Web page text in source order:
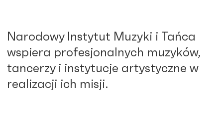
Narodowy Instytut Muzyki i Tańca
wspiera profesjonalnych muzyków,
tancerzy i instytucje artystyczne w
realizacji ich misji.